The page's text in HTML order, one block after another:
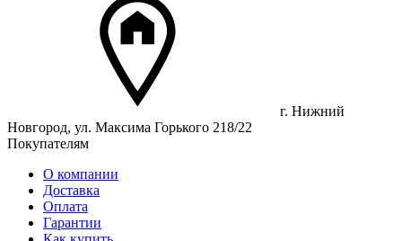
г. Нижний
Новгород, ул. Максима Горького 218/22
Покупателям
О компании
Доставка
Оплата
Гарантии